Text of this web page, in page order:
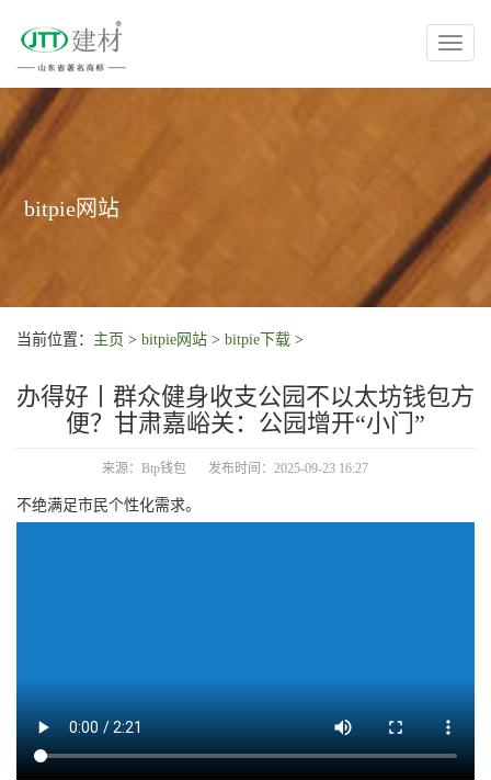
Toggle
bitpie网站
当前位置： 主页 > bitpie网站 > bitpie下载 >
办得好丨群众健身收支公园不以太坊钱包方
便？甘肃嘉峪关：公园增开“小门”
来源：Btp钱包 发布时间：2025-09-23 16:27
不绝满足市民个性化需求。